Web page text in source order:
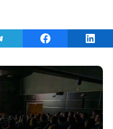
Share on TelegramShare on Facebook